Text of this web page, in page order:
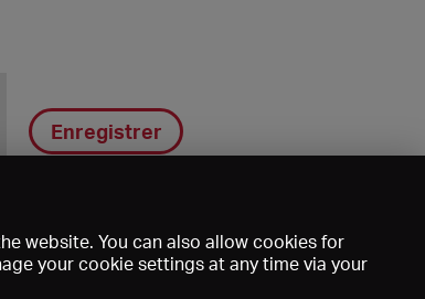
Enregistrer
website. You can also allow cookies for
your cookie settings at any time via your